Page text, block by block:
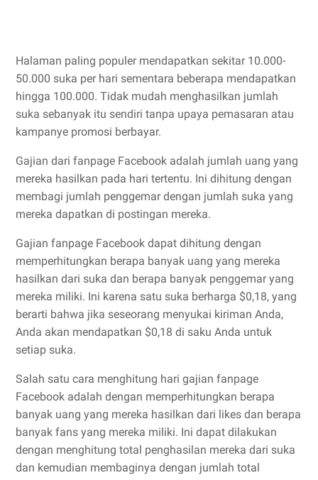
Halaman paling populer mendapatkan sekitar 10.000-
50.000 suka per hari sementara beberapa mendapatkan
hingga 100.000. Tidak mudah menghasilkan jumlah
suka sebanyak itu sendiri tanpa upaya pemasaran atau
kampanye promosi berbayar.
Gajian dari fanpage Facebook adalah jumlah uang yang
mereka hasilkan pada hari tertentu. Ini dihitung dengan
membagi jumlah penggemar dengan jumlah suka yang
mereka dapatkan di postingan mereka.
Gajian fanpage Facebook dapat dihitung dengan
memperhitungkan berapa banyak uang yang mereka
hasilkan dari suka dan berapa banyak penggemar yang
mereka miliki. Ini karena satu suka berharga $0,18, yang
berarti bahwa jika seseorang menyukai kiriman Anda,
Anda akan mendapatkan $0,18 di saku Anda untuk
setiap suka.
Salah satu cara menghitung hari gajian fanpage
Facebook adalah dengan memperhitungkan berapa
banyak uang yang mereka hasilkan dari likes dan berapa
banyak fans yang mereka miliki. Ini dapat dilakukan
dengan menghitung total penghasilan mereka dari suka
dan kemudian membaginya dengan jumlah total